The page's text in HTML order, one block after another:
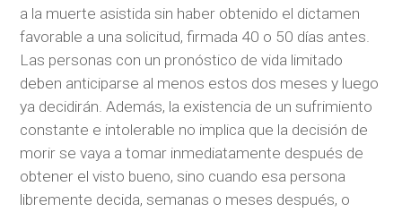
a la muerte asistida sin haber obtenido el dictamen
favorable a una solicitud, firmada 40 o 50 días antes.
Las personas con un pronóstico de vida limitado
deben anticiparse al menos estos dos meses y luego
ya decidirán. Además, la existencia de un sufrimiento
constante e intolerable no implica que la decisión de
morir se vaya a tomar inmediatamente después de
obtener el visto bueno, sino cuando esa persona
libremente decida, semanas o meses después, o